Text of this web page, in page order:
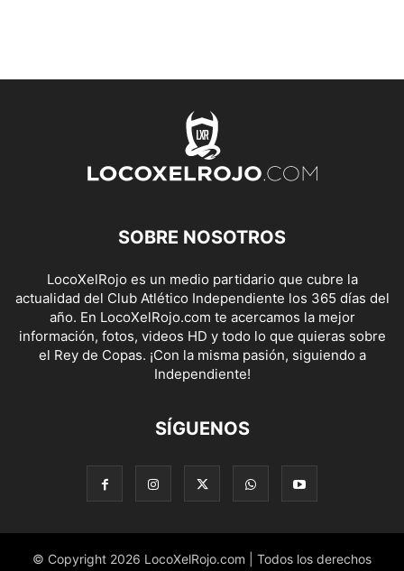
SOBRE NOSOTROS
LocoXelRojo es un medio partidario que cubre la
actualidad del Club Atlético Independiente los 365 días del
año. En LocoXelRojo.com te acercamos la mejor
información, fotos, videos HD y todo lo que quieras sobre
el Rey de Copas. ¡Con la misma pasión, siguiendo a
Independiente!
SÍGUENOS
© Copyright 2026 LocoXelRojo.com | Todos los derechos